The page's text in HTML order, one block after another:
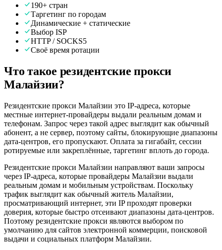
190+ стран
Таргетинг по городам
Динамические + статические
Выбор ISP
HTTP / SOCKS5
Своё время ротации
Что такое резидентские прокси
Малайзии?
Резидентские прокси Малайзии это IP-адреса, которые
местные интернет-провайдеры выдали реальным домам и
телефонам. Запрос через такой адрес выглядит как обычный
абонент, а не сервер, поэтому сайты, блокирующие диапазоны
дата-центров, его пропускают. Оплата за гигабайт, сессии
ротируемые или закреплённые, таргетинг вплоть до города.
Резидентские прокси Малайзии направляют ваши запросы
через IP-адреса, которые провайдеры Малайзии выдали
реальным домам и мобильным устройствам. Поскольку
трафик выглядит как обычный житель Малайзии,
просматривающий интернет, эти IP проходят проверки
доверия, которые быстро отсеивают диапазоны дата-центров.
Поэтому резидентские прокси являются выбором по
умолчанию для сайтов электронной коммерции, поисковой
выдачи и социальных платформ Малайзии.